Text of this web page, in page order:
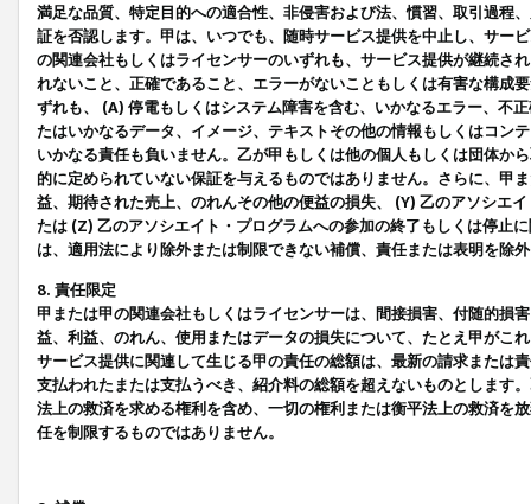
満足な品質、特定目的への適合性、非侵害および法、慣習、取引過程
証を否認します。甲は、いつでも、随時サービス提供を中止し、サー
の関連会社もしくはライセンサーのいずれも、サービス提供が継続さ
れないこと、正確であること、エラーがないこともしくは有害な構成
ずれも、 (A) 停電もしくはシステム障害を含む、いかなるエラー、不
たはいかなるデータ、イメージ、テキストその他の情報もしくはコン
いかなる責任も負いません。乙が甲もしくは他の個人もしくは団体か
的に定められていない保証を与えるものではありません。さらに、甲
益、期待された売上、のれんその他の便益の損失、 (Y) 乙のアソシエ
たは (Z) 乙のアソシエイト・プログラムへの参加の終了もしくは停止
は、適用法により除外または制限できない補償、責任または表明を除
8. 責任限定
甲または甲の関連会社もしくはライセンサーは、間接損害、付随的損
益、利益、のれん、使用またはデータの損失について、たとえ甲がこ
サービス提供に関連して生じる甲の責任の総額は、最新の請求または
支払われたまたは支払うべき、紹介料の総額を超えないものとします
法上の救済を求める権利を含め、一切の権利または衡平法上の救済を
任を制限するものではありません。